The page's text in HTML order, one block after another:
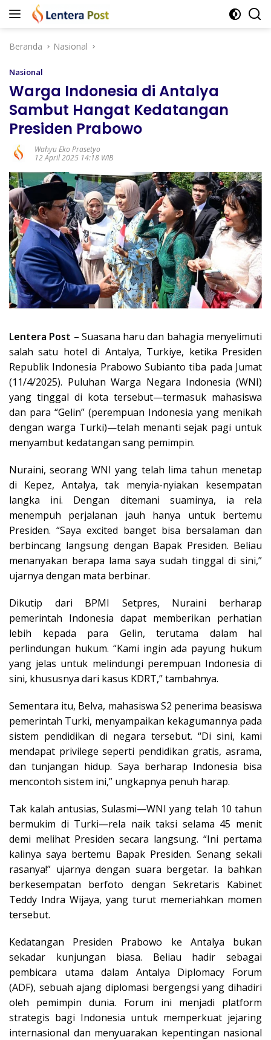
Langsung
Beranda
Nasional
Nasional
Warga Indonesia di Antalya
Sambut Hangat Kedatangan
Presiden Prabowo
Wahyu Eko Prasetyo
12 April 2025 14:18 WIB
Lentera Post – Suasana haru dan bahagia menyelimuti
salah satu hotel di Antalya, Turkiye, ketika Presiden
Republik Indonesia Prabowo Subianto tiba pada Jumat
(11/4/2025). Puluhan Warga Negara Indonesia (WNI)
yang tinggal di kota tersebut—termasuk mahasiswa
dan para “Gelin” (perempuan Indonesia yang menikah
dengan warga Turki)—telah menanti sejak pagi untuk
menyambut kedatangan sang pemimpin.
Nuraini, seorang WNI yang telah lima tahun menetap
di Kepez, Antalya, tak menyia-nyiakan kesempatan
langka ini. Dengan ditemani suaminya, ia rela
menempuh perjalanan jauh hanya untuk bertemu
Presiden. “Saya excited banget bisa bersalaman dan
berbincang langsung dengan Bapak Presiden. Beliau
menanyakan berapa lama saya sudah tinggal di sini,”
ujarnya dengan mata berbinar.
Dikutip dari BPMI Setpres, Nuraini berharap
pemerintah Indonesia dapat memberikan perhatian
lebih kepada para Gelin, terutama dalam hal
perlindungan hukum. “Kami ingin ada payung hukum
yang jelas untuk melindungi perempuan Indonesia di
sini, khususnya dari kasus KDRT,” tambahnya.
Sementara itu, Belva, mahasiswa S2 penerima beasiswa
pemerintah Turki, menyampaikan kekagumannya pada
sistem pendidikan di negara tersebut. “Di sini, kami
mendapat privilege seperti pendidikan gratis, asrama,
dan tunjangan hidup. Saya berharap Indonesia bisa
mencontoh sistem ini,” ungkapnya penuh harap.
Tak kalah antusias, Sulasmi—WNI yang telah 10 tahun
bermukim di Turki—rela naik taksi selama 45 menit
demi melihat Presiden secara langsung. “Ini pertama
kalinya saya bertemu Bapak Presiden. Senang sekali
rasanya!” ujarnya dengan suara bergetar. Ia bahkan
berkesempatan berfoto dengan Sekretaris Kabinet
Teddy Indra Wijaya, yang turut memeriahkan momen
tersebut.
Kedatangan Presiden Prabowo ke Antalya bukan
sekadar kunjungan biasa. Beliau hadir sebagai
pembicara utama dalam Antalya Diplomacy Forum
(ADF), sebuah ajang diplomasi bergengsi yang dihadiri
oleh pemimpin dunia. Forum ini menjadi platform
strategis bagi Indonesia untuk memperkuat jejaring
internasional dan menyuarakan kepentingan nasional